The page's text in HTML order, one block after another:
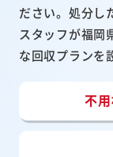
ださい。処分し
スタッフが福岡
な回収プランを
不